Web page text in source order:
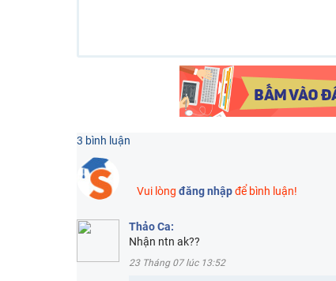
3 bình luận
Vui lòng đăng nhậpđể bình luận!
Thảo Ca:
Nhận ntn ak??
23 Tháng 07 lúc 13:52